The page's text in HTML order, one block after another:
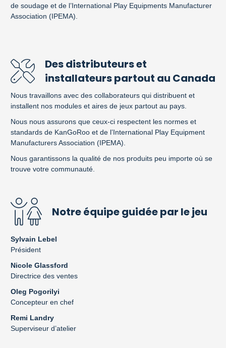
de soudage et de l’International Play Equipments Manufacturer
Association (IPEMA).
Des distributeurs et
installateurs partout au Canada
Nous travaillons avec des collaborateurs qui distribuent et
installent nos modules et aires de jeux partout au pays.
Nous nous assurons que ceux-ci respectent les normes et
standards de KanGoRoo et de l’International Play Equipment
Manufacturers Association (IPEMA).
Nous garantissons la qualité de nos produits peu importe où se
trouve votre communauté.
Notre équipe guidée par le jeu
Sylvain Lebel
Président
Nicole Glassford
Directrice des ventes
Oleg Pogorilyi
Concepteur en chef
Remi Landry
Superviseur d’atelier